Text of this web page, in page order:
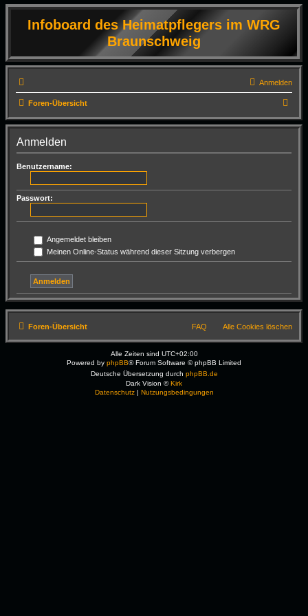
Infoboard des Heimatpflegers im WRG
Braunschweig
Anmelden
Foren-Übersicht
u
Anmelden
Benutzername:
Passwort:
Angemeldet bleiben
Meinen Online-Status während dieser Sitzung verbergen
Foren-Übersicht Alle Cookies löschen
FAQ
Alle Zeiten sind UTC+02:00
Powered by phpBB® Forum Software © phpBB Limited
Deutsche Übersetzung durch phpBB.de
Dark Vision ©Kirk
Datenschutz| Nutzungsbedingungen